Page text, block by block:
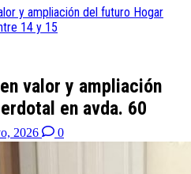
y ampliación del futuro Hogar
14 y 15
valor y ampliación
en avda. 60
2026 0